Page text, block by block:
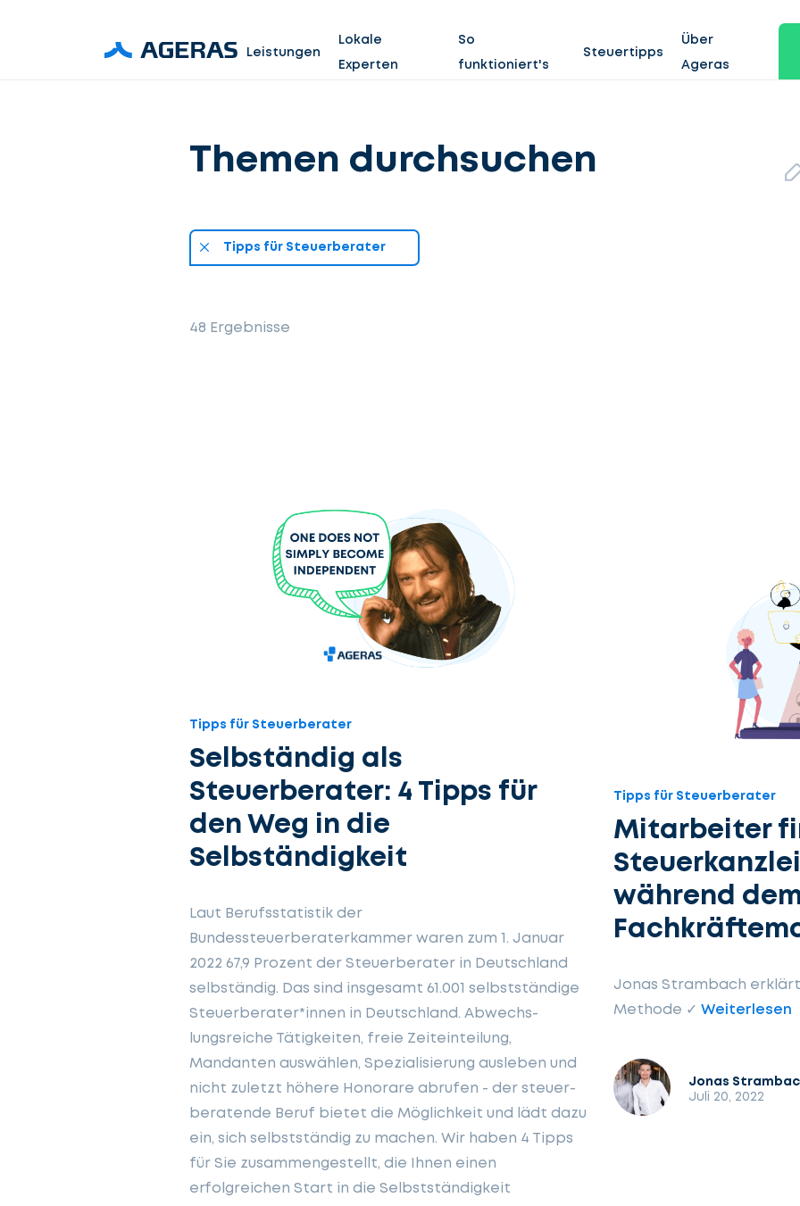
Leistungen
Lokale
Experten
So
funktioniert's
Steuertipps
Über
Ageras
Themen durchsuchen
Tipps für Steuerberater
48 Ergebnisse
Tipps für Steuerberater
Selbständig als
Steuerberater: 4 Tipps für
den Weg in die
Selbständigkeit
Laut Berufsstatistik der
Bundessteuerberaterkammer waren zum 1. Januar
2022 67,9 Prozent der Steuerberater in Deutschland
selbständig. Das sind insgesamt 61.001 selbstständige
Steuerberater*innen in Deutschland. Abwechs­
lungsreiche Tätigkeiten, freie Zeiteinteilung,
Mandanten auswählen, Spezialisierung ausleben und
nicht zuletzt höhere Honorare abrufen - der steuer­
beratende Beruf bietet die Möglichkeit und lädt dazu
ein, sich selbstständig zu machen. Wir haben 4 Tipps
für Sie zusammengestellt, die Ihnen einen
erfolgreichen Start in die Selbstständigkeit
Tipps für Steuerberater
Mitarbeiter
während
Jonas Strambach
Methode ✓ Weiterlesen
Jonas
Juli 20, 2022